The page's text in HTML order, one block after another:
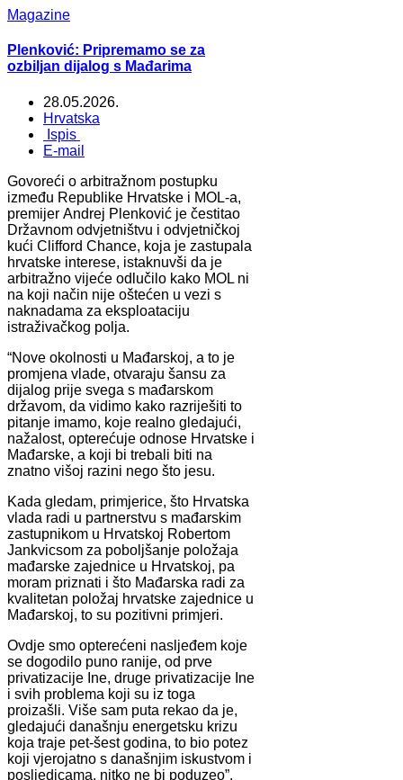
Magazine
Plenković: Pripremamo se za
ozbiljan dijalog s Mađarima
28.05.2026.
Hrvatska
Ispis
E-mail
Govoreći o arbitražnom postupku
između Republike Hrvatske i MOL-a,
premijer Andrej Plenković je čestitao
Državnom odvjetništvu i odvjetničkoj
kući Clifford Chance, koja je zastupala
hrvatske interese, istaknuvši da je
arbitražno vijeće odlučilo kako MOL ni
na koji način nije oštećen u vezi s
naknadama za eksploataciju
istraživačkog polja.
“Nove okolnosti u Mađarskoj, a to je
promjena vlade, otvaraju šansu za
dijalog prije svega s mađarskom
državom, da vidimo kako razriješiti to
pitanje imamo, koje realno gledajući,
nažalost, opterećuje odnose Hrvatske i
Mađarske, a koji bi trebali biti na
znatno višoj razini nego što jesu.
Kada gledam, primjerice, što Hrvatska
vlada radi u partnerstvu s mađarskim
zastupnikom u Hrvatskoj Robertom
Jankvicsom za poboljšanje položaja
mađarske zajednice u Hrvatskoj, pa
moram priznati i što Mađarska radi za
kvalitetan položaj hrvatske zajednice u
Mađarskoj, to su pozitivni primjeri.
Ovdje smo opterećeni nasljeđem koje
se dogodilo puno ranije, od prve
privatizacije Ine, druge privatizacije Ine
i svih problema koji su iz toga
proizašli. Više sam puta rekao da je,
gledajući današnju energetsku krizu
koja traje pet-šest godina, to bio potez
koji vjerojatno s današnjim iskustvom i
posljedicama, nitko ne bi poduzeo”,